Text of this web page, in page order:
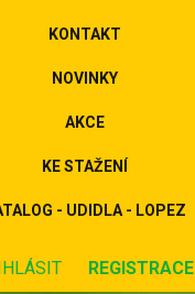
KONTAKT
NOVINKY
AKCE
KE STAŽENÍ
- UDIDLA - LOPEZ
REGISTRACE